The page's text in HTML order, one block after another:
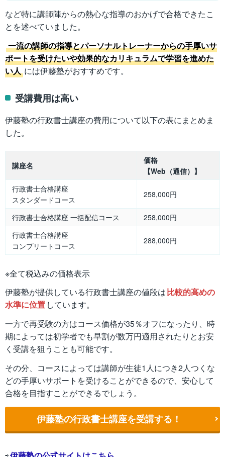
など特に講師陣からの熱心な指導のおかげで合格できたこ
とを述べていました。
一流の講師の指導とパーソナルトレーナーからの手厚いサ
ポートを受けたいや効果的なカリキュラムで学習を進めた
い人 には伊藤塾がおすすめです。
受講費用は高い
伊藤塾の行政書士講座の費用について以下の表にまとめま
した。
講座名
価格
【Web（通信）】
行政書士合格講座
スタンダードコース
258,000円
行政書士合格講座 一括配信コース
258,000円
行政書士合格講座
コンプリートコース
288,000円
※全て税込みの価格表示
伊藤塾が提供している行政書士講座の値段は比較的高めの
水準に位置 しています。
一方で再受験の方はコース価格が35％オフになったり、時
期によっては初学者でも早割が数万円適用されたりとお安
く受講を狙うことも可能です。
その分、コースによっては講師が生徒1人につき2人つくな
どの手厚いサポートを受けることができるので、安心して
合格を目指すことができるでしょう。
伊藤塾の行政書士講座を受講する！